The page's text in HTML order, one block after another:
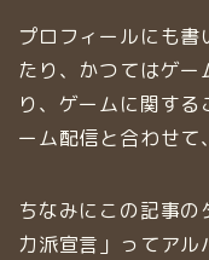
プロフィールにも
たり、かつてはゲ
り、ゲームに関す
ーム配信と合わせて
ちなみにこの記事
力派宣言」ってア